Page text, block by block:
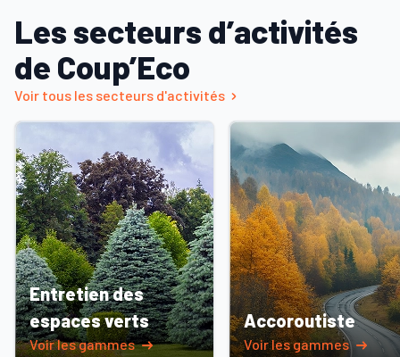
Les secteurs d’activités
de Coup’Eco
Voir tous les secteurs d'activités
Entretien des
espaces verts
Voir les gammes
Accoroutiste
Voir les gammes